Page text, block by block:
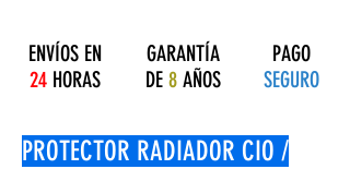
ENVÍOS EN
24 HORAS
GARANTÍA
DE 8 AÑOS
PAGO
SEGURO
PROTECTOR RADIADOR CIO /